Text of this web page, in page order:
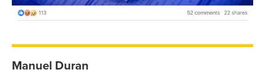
Manuel Duran